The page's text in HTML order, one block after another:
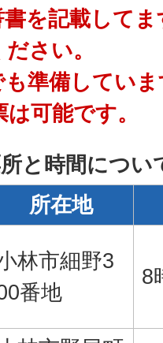
書を記載して
さい。
準備してい
可能です。
と時間につい
所在地
林市細野3
番地
8